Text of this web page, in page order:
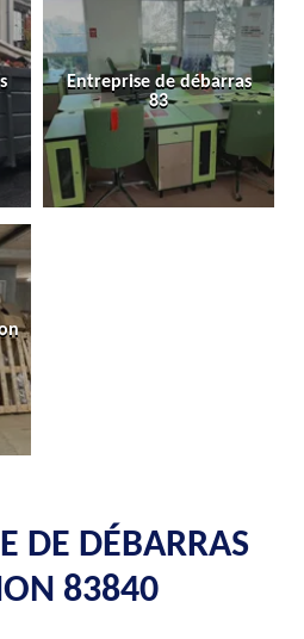
Entreprise de débarras
83
DE DÉBARRAS
83840